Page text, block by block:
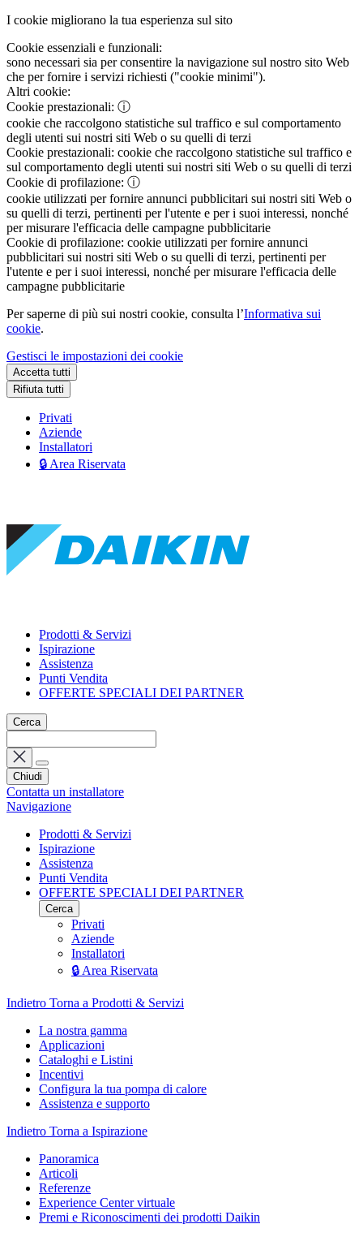
I cookie migliorano la tua esperienza sul sito
Cookie essenziali e funzionali:
sono necessari sia per consentire la navigazione sul nostro sito Web
che per fornire i servizi richiesti ("cookie minimi").
Altri cookie:
Cookie prestazionali: ⓘ
cookie che raccolgono statistiche sul traffico e sul comportamento
degli utenti sui nostri siti Web o su quelli di terzi
Cookie prestazionali: cookie che raccolgono statistiche sul traffico e
sul comportamento degli utenti sui nostri siti Web o su quelli di terzi
Cookie di profilazione: ⓘ
cookie utilizzati per fornire annunci pubblicitari sui nostri siti Web o
su quelli di terzi, pertinenti per l'utente e per i suoi interessi, nonché
per misurare l'efficacia delle campagne pubblicitarie
Cookie di profilazione: cookie utilizzati per fornire annunci
pubblicitari sui nostri siti Web o su quelli di terzi, pertinenti per
l'utente e per i suoi interessi, nonché per misurare l'efficacia delle
campagne pubblicitarie
Per saperne di più sui nostri cookie, consulta l’Informativa sui
cookie.
Gestisci le impostazioni dei cookie
Accetta tutti
Rifiuta tutti
Privati
Aziende
Installatori
🔒 Area Riservata
Prodotti & Servizi
Ispirazione
Assistenza
Punti Vendita
OFFERTE SPECIALI DEI PARTNER
Cerca
Chiudi
Contatta un installatore
Navigazione
Prodotti & Servizi
Ispirazione
Assistenza
Punti Vendita
OFFERTE SPECIALI DEI PARTNER
Cerca
Privati
Aziende
Installatori
🔒 Area Riservata
Indietro Torna a Prodotti & Servizi
La nostra gamma
Applicazioni
Cataloghi e Listini
Incentivi
Configura la tua pompa di calore
Assistenza e supporto
Indietro Torna a Ispirazione
Panoramica
Articoli
Referenze
Experience Center virtuale
Premi e Riconoscimenti dei prodotti Daikin